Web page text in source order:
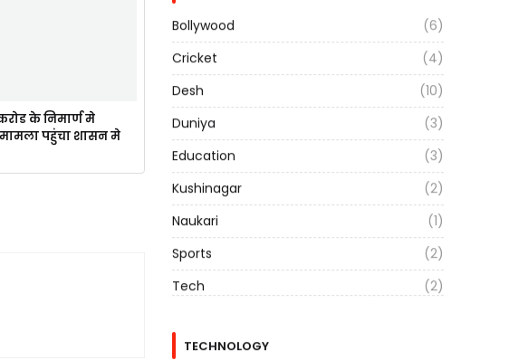
के निमार्ण मे
मामला पहुंचा शासन मे
Bollywood
(6)
Cricket
(4)
Desh
(10)
Duniya
(3)
Education
(3)
Kushinagar
(2)
Naukari
(1)
Sports
(2)
Tech
(2)
TECHNOLOGY